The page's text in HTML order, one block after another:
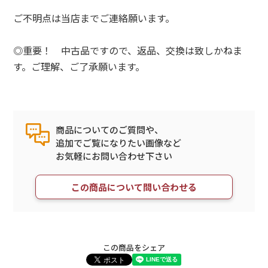
ご不明点は当店までご連絡願います。
◎重要！ 中古品ですので、返品、交換は致しかねま
す。ご理解、ご了承願います。
商品についてのご質問や、
追加でご覧になりたい画像など
お気軽にお問い合わせ下さい
この商品について問い合わせる
この商品をシェア